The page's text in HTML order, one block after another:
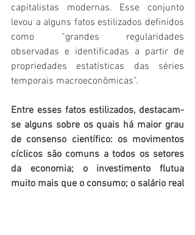
capitalistas modernas. Esse conjunto
levou a alguns fatos estilizados definidos
como “grandes regularidades
observadas e identificadas a partir de
propriedades estatísticas das séries
temporais macroeconômicas”.
Entre esses fatos estilizados, destacam-
se alguns sobre os quais há maior grau
de consenso científico: os movimentos
cíclicos são comuns a todos os setores
da economia; o investimento flutua
muito mais que o consumo; o salário real